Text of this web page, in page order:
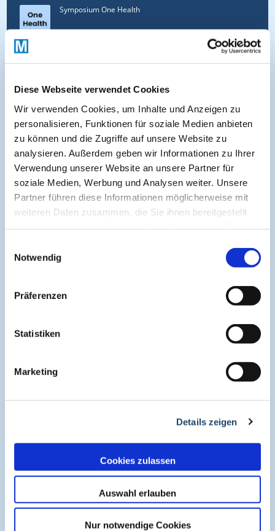
Diese Webseite verwendet Cookies
Wir verwenden Cookies, um Inhalte und Anzeigen zu
personalisieren, Funktionen für soziale Medien anbieten
zu können und die Zugriffe auf unsere Website zu
analysieren. Außerdem geben wir Informationen zu Ihrer
Verwendung unserer Website an unsere Partner für
soziale Medien, Werbung und Analysen weiter. Unsere
Partner führen diese Informationen möglicherweise mit
weiteren Daten zusammen, die Sie ihnen bereitgestellt
Notwendig
Präferenzen
Statistiken
Marketing
Details zeigen
Cookies zulassen
Auswahl erlauben
Nur notwendige Cookies
Symposium One Health
Symposium EcoMed
Gemeinsam gegen ADIPOSITAS
Information
CME-Partner
Help & Support
Medienpartner
Datenschutz
Wissen entdecken